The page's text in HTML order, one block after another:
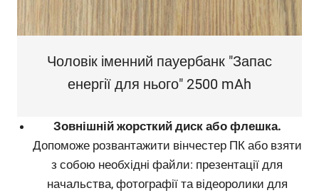
Чоловік іменний пауербанк "Запас
енергії для нього" 2500 mAh
Зовнішній жорсткий диск або флешка.
Допоможе розвантажити вінчестер ПК або взяти
з собою необхідні файли: презентації для
начальства, фотографії та відеоролики для